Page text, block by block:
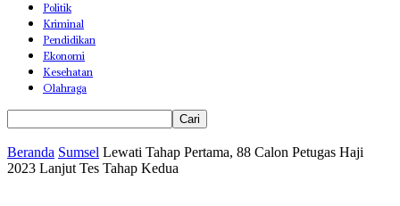
Politik
Kriminal
Pendidikan
Ekonomi
Kesehatan
Olahraga
Beranda Sumsel Lewati Tahap Pertama, 88 Calon Petugas Haji
2023 Lanjut Tes Tahap Kedua